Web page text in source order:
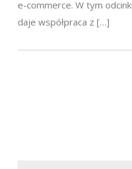
e-commerce. W tym
daje współpraca z […]